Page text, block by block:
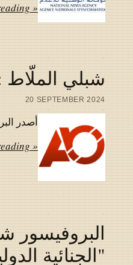
»
شبلي الملّاط
20 SEPTEMBER 2024
أصدر
»
البروفيسور
"الجنائية